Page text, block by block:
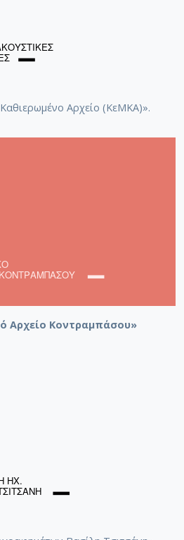
Αρχείο (ΚεΜΚΑ)».
Αρχείο Κοντραμπάσου»